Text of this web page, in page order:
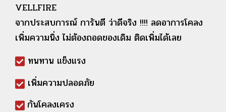
VELLFIRE
จากประสบการณ์ การันตี ว่าดีจริง !!!! ลดอาการโคลง
เพิ่มความนิ่ง ไม่ต้องถอดของเดิม ติดเพิ่มได้เลย
ทนทาน แข็งแรง
เพิ่มความปลอดภัย
กันโคลงเครง